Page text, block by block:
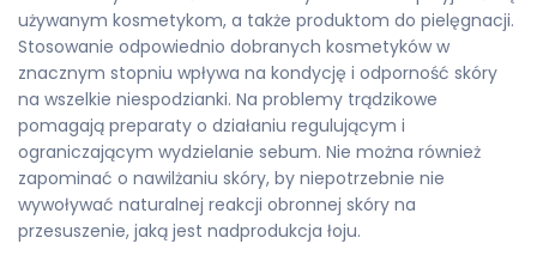
używanym kosmetykom, a także produktom do pielęgnacji.
Stosowanie odpowiednio dobranych kosmetyków w
znacznym stopniu wpływa na kondycję i odporność skóry
na wszelkie niespodzianki. Na problemy trądzikowe
pomagają preparaty o działaniu regulującym i
ograniczającym wydzielanie sebum. Nie można również
zapominać o nawilżaniu skóry, by niepotrzebnie nie
wywoływać naturalnej reakcji obronnej skóry na
przesuszenie, jaką jest nadprodukcja łoju.